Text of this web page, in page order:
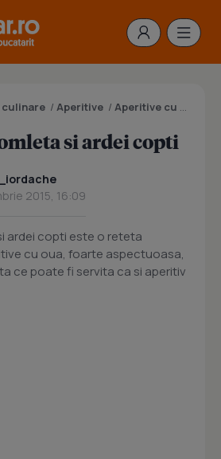
culinare / Aperitive / Aperitive cu oua
si ardei copti
2015, 16:09
ardei copti este o reteta
cu oua, foarte aspectuoasa,
ce poate fi servita ca si aperitiv